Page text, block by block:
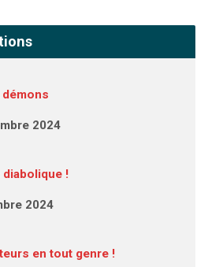
démons
2024
diabolique !
2024
en tout genre !